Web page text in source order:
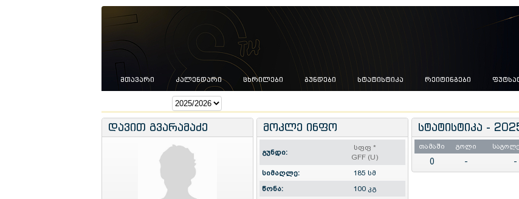
ᲛᲗᲐᲕᲐᲠᲘ ᲙᲐᲚᲔᲜᲓᲐᲠᲘ ᲪᲮᲠᲘᲚᲔᲑᲘ ᲒᲣᲜᲓᲔᲑᲘ ᲡᲢᲐᲢᲘᲡᲢᲘᲙᲐ ᲠᲔᲘᲢᲘᲜᲒᲔᲑᲘ
დავით გვარამაძე მოკლე ინფო
გუნდი:
სფფ *
GFF (U)
სიმაღლე:
185 სმ
წონა:
100 კგ
სტატისტიკა -
თამაში გოლი
0 - -